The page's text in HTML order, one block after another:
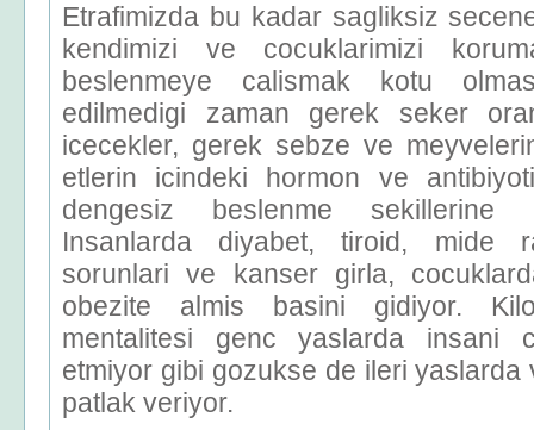
Etrafimizda bu kadar sagliksiz
kendimizi ve cocuklarimizi
beslenmeye calismak kotu
edilmedigi zaman gerek seker
icecekler, gerek sebze ve
etlerin icindeki hormon ve
dengesiz beslenme sekillerine
Insanlarda diyabet, tiroid, mide
sorunlari ve kanser girla,
obezite almis basini gidiyor.
mentalitesi genc yaslarda insani
etmiyor gibi gozukse de ileri yaslarda
patlak veriyor.